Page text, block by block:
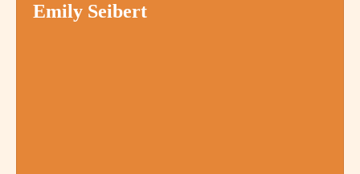
Emily Seibert